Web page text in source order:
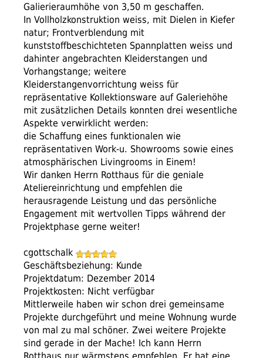
Galierieraumhöhe von 3,50 m geschaffen.
In Vollholzkonstruktion weiss, mit Dielen in Kiefer
natur; Frontverblendung mit
kunststoffbeschichteten Spannplatten weiss und
dahinter angebrachten Kleiderstangen und
Vorhangstange; weitere
Kleiderstangenvorrichtung weiss für
repräsentative Kollektionsware auf Galeriehöhe
mit zusätzlichen Details konnten drei wesentliche
Aspekte verwirklicht werden:
die Schaffung eines funktionalen wie
repräsentativen Work-u. Showrooms sowie eines
atmosphärischen Livingrooms in Einem!
Wir danken Herrn Rotthaus für die geniale
Ateliereinrichtung und empfehlen die
herausragende Leistung und das persönliche
Engagement mit wertvollen Tipps während der
Projektphase gerne weiter!
cgottschalk
Geschäftsbeziehung: Kunde
Projektdatum: Dezember 2014
Projektkosten: Nicht verfügbar
Mittlerweile haben wir schon drei gemeinsame
Projekte durchgeführt und meine Wohnung wurde
von mal zu mal schöner. Zwei weitere Projekte
sind gerade in der Mache! Ich kann Herrn